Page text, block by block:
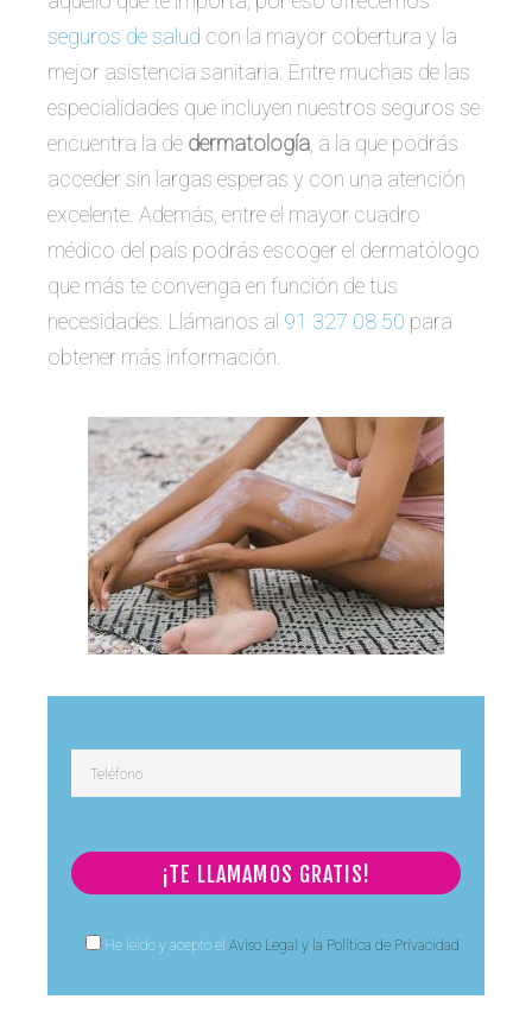
seguros de salud con la mayor cobertura y la
mejor asistencia sanitaria. Entre muchas de las
especialidades que incluyen nuestros seguros se
encuentra la de dermatología, a la que podrás
acceder sin largas esperas y con una atención
excelente. Además, entre el mayor cuadro
médico del país podrás escoger el dermatólogo
que más te convenga en función de tus
necesidades. Llámanos al 91 327 08 50 para
obtener más información.
He leído y acepto el Aviso Legal y la Política de Privacidad